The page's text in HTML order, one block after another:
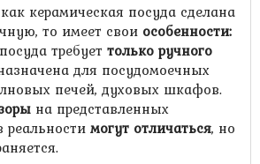
керамическая посуда сделана
то имеет свои особенности:
требует только ручного
для посудомоечных
печей, духовых шкафов.
на представленных
могут отличаться, но